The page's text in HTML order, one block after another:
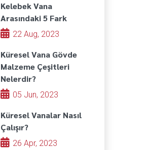
Kelebek Vana
Arasındaki 5 Fark
22 Aug, 2023
Küresel Vana Gövde
Malzeme Çeşitleri
Nelerdir?
05 Jun, 2023
Küresel Vanalar Nasıl
Çalışır?
26 Apr, 2023